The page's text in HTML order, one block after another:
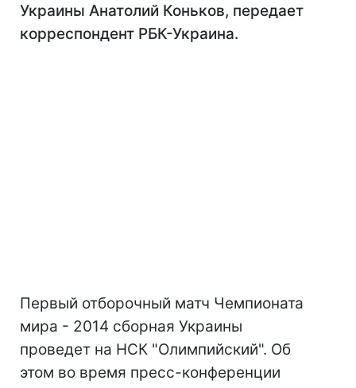
Украины Анатолий Коньков, передает
корреспондент РБК-Украина.
Первый отборочный матч Чемпионата
мира - 2014 сборная Украины
проведет на НСК "Олимпийский". Об
этом во время пресс-конференции